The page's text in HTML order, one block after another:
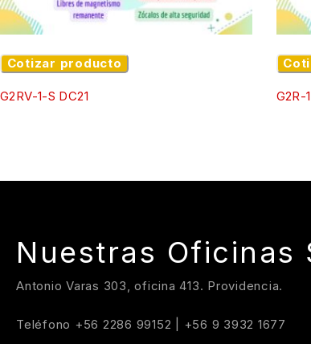
Cotizar producto
G2RV-1-S DC21 G2R-
Nuestras Oficinas
Antonio Varas 303, oficina 413. Providencia.
Teléfono +56 2286 99152 +56 9 3932 1677